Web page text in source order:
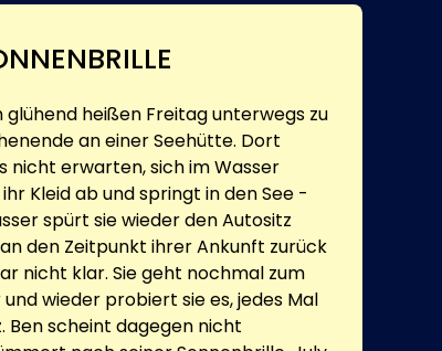
glühend heißen Freitag unterwegs zu
an einer Seehütte. Dort
nicht erwarten, sich im Wasser
Kleid ab und springt in den See -
spürt sie wieder den Autositz
den Zeitpunkt ihrer Ankunft zurück
nicht klar. Sie geht nochmal zum
wieder probiert sie es, jedes Mal
Ben scheint dagegen nicht